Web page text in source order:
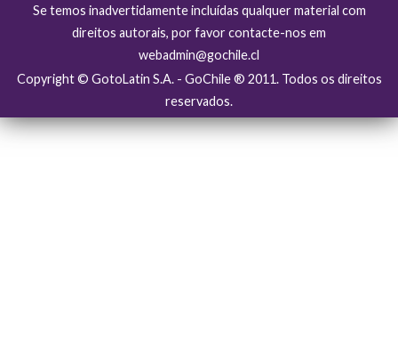
Se temos inadvertidamente incluídas qualquer material com
direitos autorais, por favor contacte-nos em
webadmin@gochile.cl
Copyright © GotoLatin S.A. - GoChile ® 2011. Todos os direitos
reservados.